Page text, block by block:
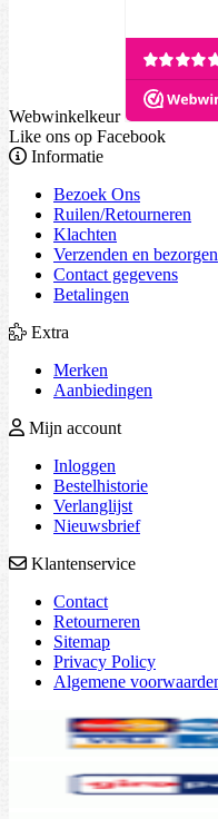
Webwinkelkeur
Like ons op Facebook
Informatie
Bezoek Ons
Ruilen/Retourneren
Klachten
Verzenden en bezorgen
Contact gegevens
Betalingen
Extra
Merken
Aanbiedingen
Mijn account
Inloggen
Bestelhistorie
Verlanglijst
Nieuwsbrief
Klantenservice
Contact
Retourneren
Sitemap
Privacy Policy
Algemene